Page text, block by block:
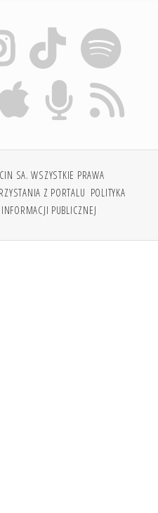
SA. WSZYSTKIE PRAWA
Z PORTALU POLITYKA
PUBLICZNEJ